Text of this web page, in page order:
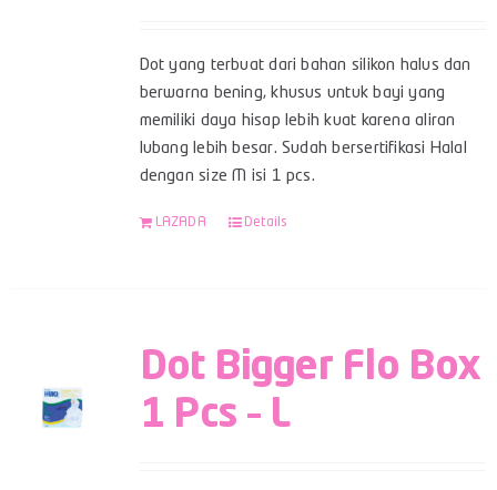
Dot yang terbuat dari bahan silikon halus dan
berwarna bening, khusus untuk bayi yang
memiliki daya hisap lebih kuat karena aliran
lubang lebih besar. Sudah bersertifikasi Halal
dengan size M isi 1 pcs.
LAZADA Details
Dot Bigger Flo Box
1 Pcs – L